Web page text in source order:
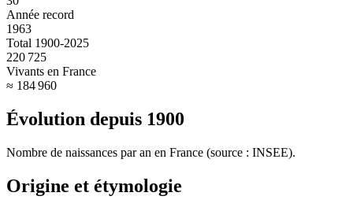
Année record
1963
Total 1900-2025
220 725
Vivants en France
≈ 184 960
Évolution depuis 1900
Nombre de naissances par an en France (source : INSEE).
Origine et étymologie